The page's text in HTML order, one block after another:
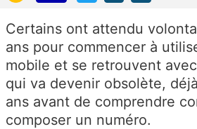
Certains ont attendu
ans pour commencer à
mobile et se retrouvent
qui va devenir obsolète,
ans avant de comprendre
composer un numéro.